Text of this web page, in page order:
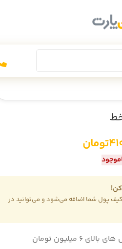
تومان
کن!
کیف پول شما اضافه می‌شود و می‌توانید در
میلیون تومان